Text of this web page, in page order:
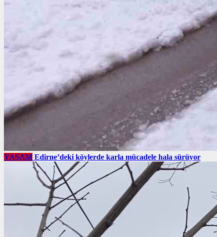
YAŞAM Edirne’deki köylerde karla mücadele hala sürüyor